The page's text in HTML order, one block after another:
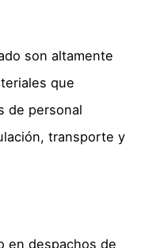
son altamente
que
de personal
transporte y
en despachos de